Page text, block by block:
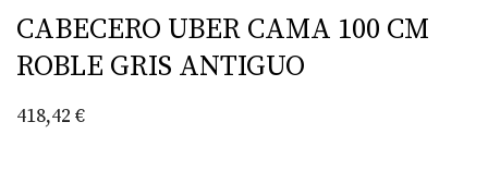
CABECERO UBER CAMA 100 CM
ROBLE GRIS ANTIGUO
418,42 €